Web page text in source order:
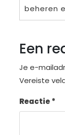
beheren
Een
Je e-
Vereiste
Reactie*